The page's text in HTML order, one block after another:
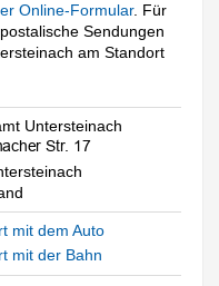
Online-Formular. Für
Sendungen
am Standort
Untersteinach
mit dem Auto
mit der Bahn